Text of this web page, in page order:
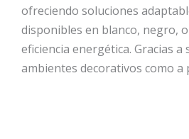
ofreciendo soluciones
disponibles en blanco, negro,
eficiencia energética. Gracias
ambientes decorativos como